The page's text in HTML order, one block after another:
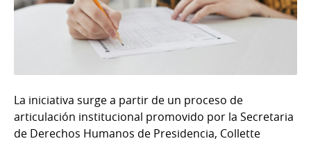
La iniciativa surge a partir de un proceso de
articulación institucional promovido por la Secretaria
de Derechos Humanos de Presidencia, Collette